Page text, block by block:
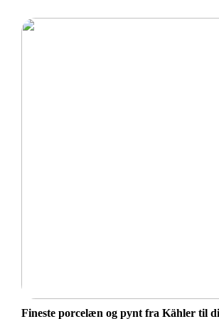
Fineste porcelæn og pynt fra Kähler til